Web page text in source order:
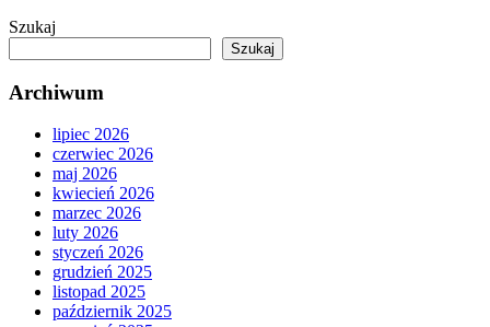
Szukaj
Szukaj
Archiwum
lipiec 2026
czerwiec 2026
maj 2026
kwiecień 2026
marzec 2026
luty 2026
styczeń 2026
grudzień 2025
listopad 2025
październik 2025